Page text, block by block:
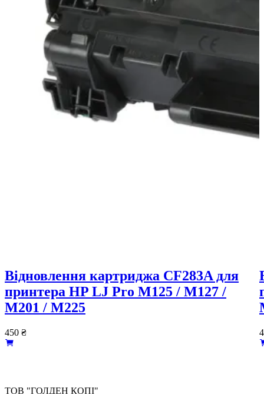
Відновлення картриджа CF283A для
принтера HP LJ Pro M125 / M127 /
M201 / M225
450 ₴
ТОВ "ГОЛДЕН КОПІ"